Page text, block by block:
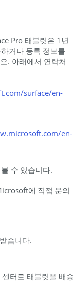
Pro 태블릿은 1년
거나 등록 정보를
. 아래에서 연락처
surface/en-
en-
수 있습니다.
에 직접 문의
습니다.
터로 태블릿을 배송